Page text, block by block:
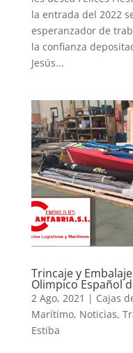
la entrada del 2022
esperanzador de
la confianza
Jesús...
Trincaje y
Olimpico Español
2 Ago, 2021 | Cajas
Marítimo, Noticias,
Estiba